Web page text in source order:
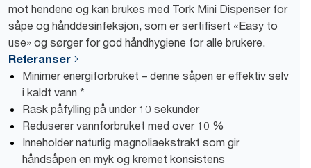
mot hendene og kan brukes med Tork Mini Dispenser for
såpe og hånddesinfeksjon, som er sertifisert «Easy to
use» og sørger for god håndhygiene for alle brukere.
Referanser
Minimer energiforbruket – denne såpen er effektiv selv
i kaldt vann *
Rask påfylling på under 10 sekunder
Reduserer vannforbruket med over 10 %
Inneholder naturlig magnoliaekstrakt som gir
håndsåpen en myk og kremet konsistens